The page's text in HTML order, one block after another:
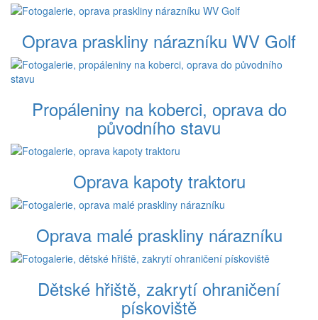
Oprava praskliny nárazníku WV Golf
Propáleniny na koberci, oprava do
původního stavu
Oprava kapoty traktoru
Oprava malé praskliny nárazníku
Dětské hřiště, zakrytí ohraničení
pískoviště